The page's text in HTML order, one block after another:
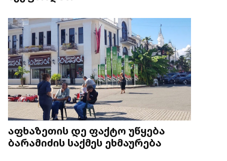
აფხაზეთის დე ფაქტო უწყება
ბარამიძის საქმეს ეხმაურება